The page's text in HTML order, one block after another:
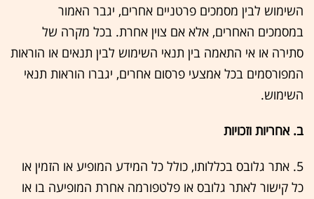
השימוש לבין מסמכים פרטניים אחרים, יגבר האמור
במסמכים האחרים, אלא אם צוין אחרת. בכל מקרה של
סתירה או אי התאמה בין תנאי השימוש לבין תנאים או הוראות
המפורסמים בכל אמצעי פרסום אחרים, יגברו הוראות תנאי
השימוש.
ב. אחריות וזכויות
5. אתר גלובס בכללותו, כולל כל המידע המופיע או הזמין או
כל קישור לאתר גלובס או פלטפורמה אחרת המופיעה בו או